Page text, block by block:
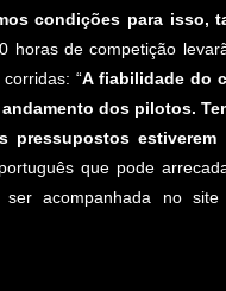
condições para isso,
horas de competição
“A fiabilidade do
dos pilotos.
pressupostos
que pode
acompanhada no site